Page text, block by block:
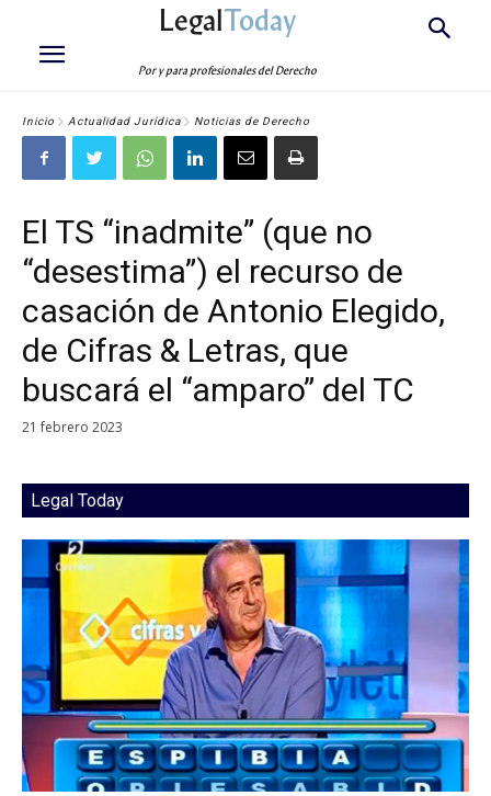
LegalToday
Por y para profesionales del Derecho
Inicio Actualidad Jurídica Noticias de Derecho
El TS “inadmite” (que no
“desestima”) el recurso de
casación de Antonio Elegido,
de Cifras & Letras, que
buscará el “amparo” del TC
21 febrero 2023
Legal Today